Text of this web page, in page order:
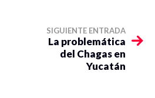
SIGUIENTE ENTRADA
La problemática
del Chagas en
Yucatán